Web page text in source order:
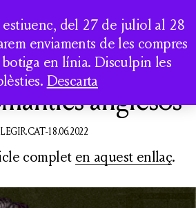
CASA DELS
CLÀSSICS
SOManglesos
18.06.2022
completen aquest enllaç.
del 27 de juliol al 28
enviaments de les compres
botiga en línia. Disculpin les
Descarta